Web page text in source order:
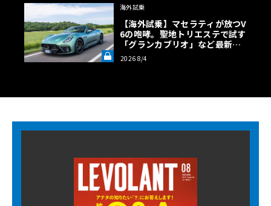
海外試乗
【海外試乗】マセラティが放つV
6の咆哮。聖地トリエステで試す
「グランカブリオ」など最新ト
ロフェオ3台の官能評価《LE VO
LANT LAB》
2026 8/4